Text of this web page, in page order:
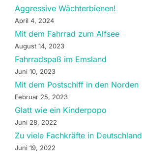
Aggressive Wächterbienen!
April 4, 2024
Mit dem Fahrrad zum Alfsee
August 14, 2023
Fahrradspaß im Emsland
Juni 10, 2023
Mit dem Postschiff in den Norden
Februar 25, 2023
Glatt wie ein Kinderpopo
Juni 28, 2022
Zu viele Fachkräfte in Deutschland
Juni 19, 2022